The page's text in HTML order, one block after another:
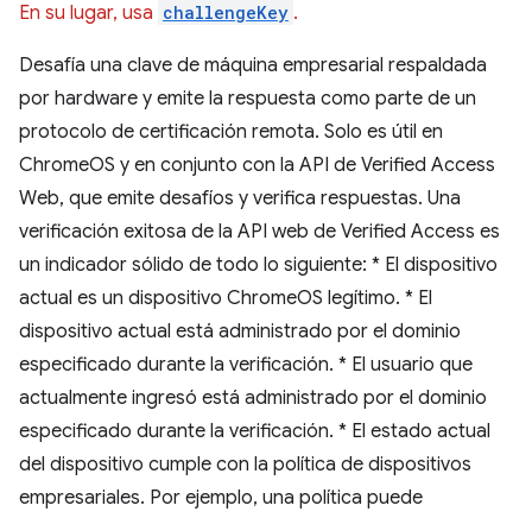
En su lugar, usa challengeKey .
Desafía una clave de máquina empresarial respaldada
por hardware y emite la respuesta como parte de un
protocolo de certificación remota. Solo es útil en
ChromeOS y en conjunto con la API de Verified Access
Web, que emite desafíos y verifica respuestas. Una
verificación exitosa de la API web de Verified Access es
un indicador sólido de todo lo siguiente: * El dispositivo
actual es un dispositivo ChromeOS legítimo. * El
dispositivo actual está administrado por el dominio
especificado durante la verificación. * El usuario que
actualmente ingresó está administrado por el dominio
especificado durante la verificación. * El estado actual
del dispositivo cumple con la política de dispositivos
empresariales. Por ejemplo, una política puede